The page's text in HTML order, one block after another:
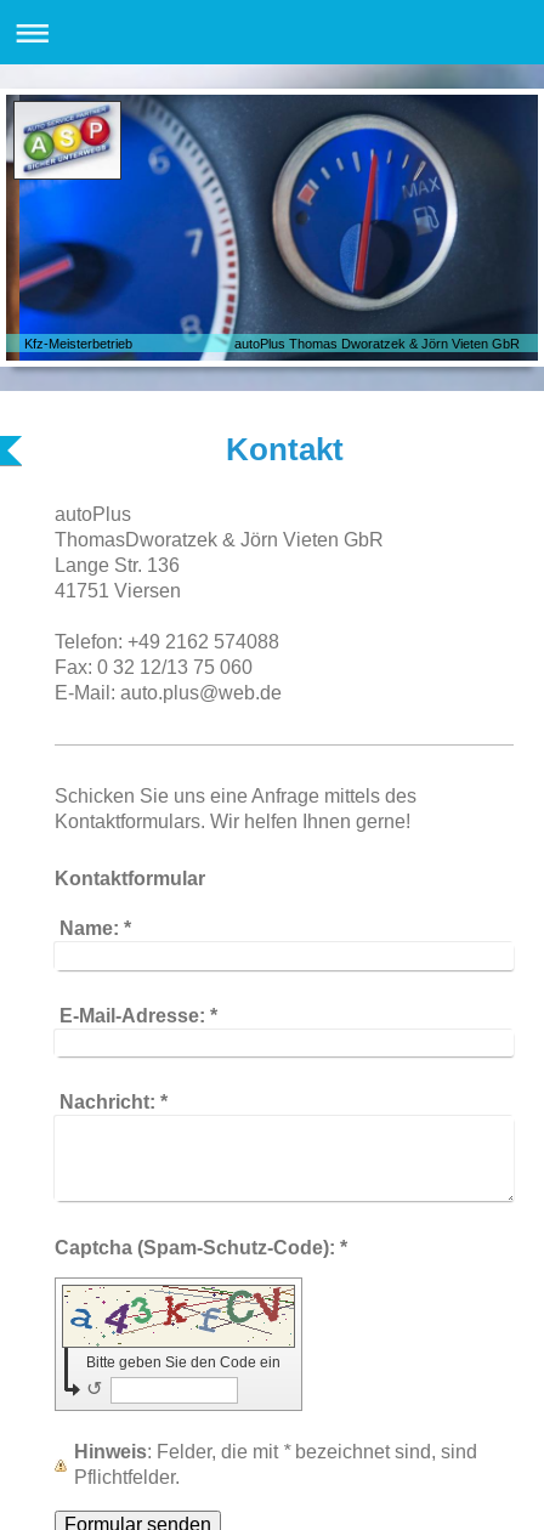
Kfz-Meisterbetrieb autoPlus Thomas Dworatzek & Jörn Vieten GbR
Kontakt
autoPlus
ThomasDworatzek & Jörn Vieten GbR
Lange Str. 136
41751 Viersen
Telefon: +49 2162 574088
Fax: 0 32 12/13 75 060
E-Mail: auto.plus@web.de
Schicken Sie uns eine Anfrage mittels des
Kontaktformulars. Wir helfen Ihnen gerne!
Kontaktformular
Name: *
E-Mail-Adresse: *
Nachricht: *
Captcha (Spam-Schutz-Code): *
Bitte geben Sie den Code ein
↺
Hinweis : Felder, die mit *bezeichnet sind, sind
Pflichtfelder.